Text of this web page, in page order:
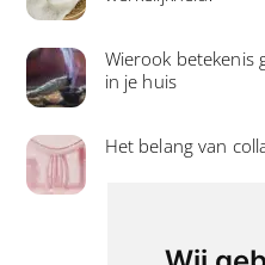
Wierook betekenis
in je huis
Het belang van